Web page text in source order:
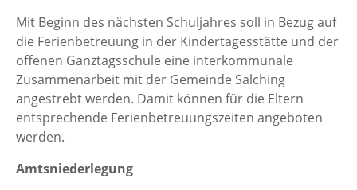
Mit Beginn des nächsten Schuljahres soll in Bezug auf
die Ferienbetreuung in der Kindertagesstätte und der
offenen Ganztagsschule eine interkommunale
Zusammenarbeit mit der Gemeinde Salching
angestrebt werden. Damit können für die Eltern
entsprechende Ferienbetreuungszeiten angeboten
werden.
Amtsniederlegung